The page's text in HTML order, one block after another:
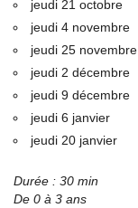
jeudi 21 octobre
jeudi 4 novembre
jeudi 25 novembre
jeudi 2 décembre
jeudi 9 décembre
jeudi 6 janvier
jeudi 20 janvier
Durée : 30 min
De 0 à 3 ans